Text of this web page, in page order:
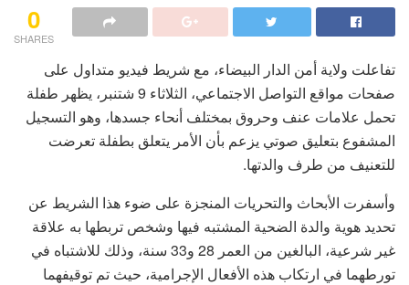
0
SHARES
تفاعلت ولاية أمن الدار البيضاء، مع شريط فيديو متداول على
صفحات مواقع التواصل الاجتماعي، الثلاثاء 9 شتنبر، يظهر طفلة
تحمل علامات عنف وحروق بمختلف أنحاء جسدها، وهو التسجيل
المشفوع بتعليق صوتي يزعم بأن الأمر يتعلق بطفلة تعرضت
للتعنيف من طرف والدتها.
وأسفرت الأبحاث والتحريات المنجزة على ضوء هذا الشريط عن
تحديد هوية والدة الضحية المشتبه فيها وشخص تربطها به علاقة
غير شرعية، البالغين من العمر 28 و33 سنة، وذلك للاشتباه في
تورطهما في ارتكاب هذه الأفعال الإجرامية، حيث تم توقيفهما